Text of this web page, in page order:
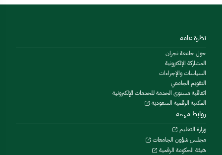
نظرة عامة
حول جامعة نجران
المشاركة الإلكترونية
السياسات والإجراءات
التقويم الجامعي
اتفاقية مستوى الخدمة للخدمات الإلكترونية
المكتبة الرقمية السعودية
روابط مهمة
وزارة التعليم
مجلس شؤون الجامعات
هيئة الحكومة الرقمية